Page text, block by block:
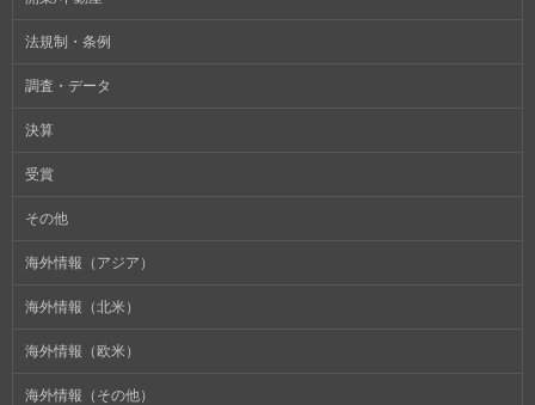
法規制・条例
調査・データ
決算
受賞
その他
海外情報（アジア）
海外情報（北米）
海外情報（欧米）
海外情報（その他）